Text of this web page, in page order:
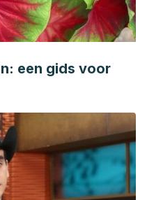
Cardiol. 2004; 9(3): 200–
AJ. Ketogenic diet for
. 2018;64(12):906.
een gids voor